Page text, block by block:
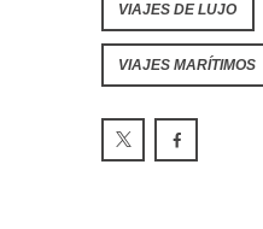
VIAJES DE LUJO
VIAJES MARÍTIMOS